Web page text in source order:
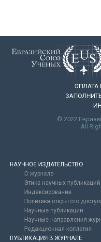
ОПЛАТА
© 2022
All
НАУЧНОЕ ИЗДАТЕЛЬСТВО
О журнале
Этика научных публикаций
Индексирование
Политика открытого
Научные публикации
Научные направления
Редакционная коллегия
ПУБЛИКАЦИЯ В ЖУРНАЛЕ